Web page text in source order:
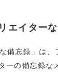
エイター
備忘録」は
ーの備忘録な